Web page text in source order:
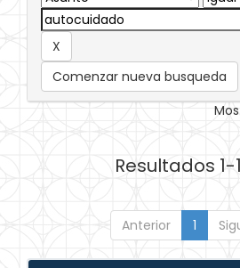
Comenzar nueva busqueda
Resultados 1-
Anterior 1